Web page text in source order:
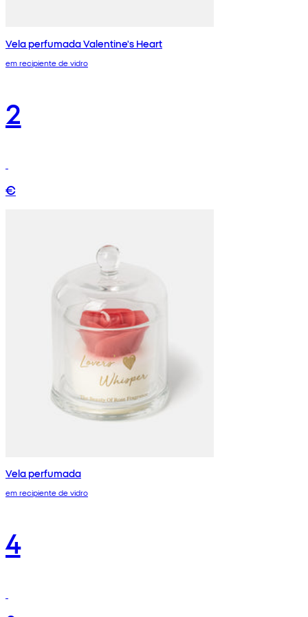
Vela perfumada Valentine's Heart
em recipiente de vidro
2
€
Vela perfumada
em recipiente de vidro
4